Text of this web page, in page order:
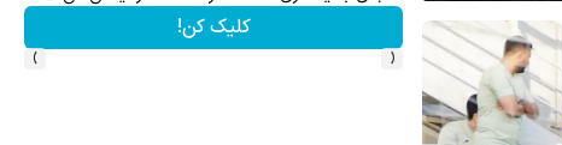
کلیک کن!
‹
›